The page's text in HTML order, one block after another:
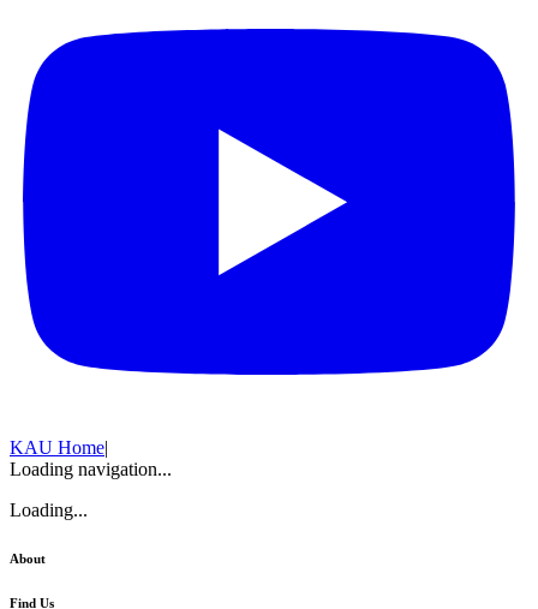
KAU Home|
Loading navigation...
Loading...
About
Find Us